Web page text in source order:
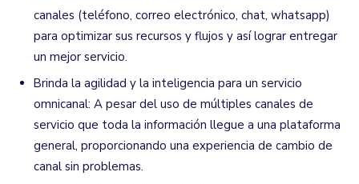
canales (teléfono, correo electrónico, chat, whatsapp)
para optimizar sus recursos y flujos y así lograr entregar
un mejor servicio.
Brinda la agilidad y la inteligencia para un servicio
omnicanal: A pesar del uso de múltiples canales de
servicio que toda la información llegue a una plataforma
general, proporcionando una experiencia de cambio de
canal sin problemas.